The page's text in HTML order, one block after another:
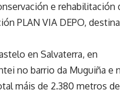
e rehabilitación
PLAN VIA DEPO,
en Salvaterra, en
no barrio da Muguiña e
máis de 2.380 metros de